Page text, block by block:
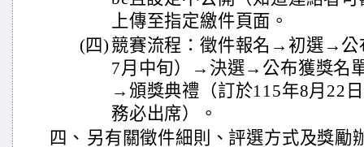
上傳至指定繳件頁面。
(四) 競賽流程：徵件報名→初選→公
7月中旬）→決選→公布獲獎名
→頒獎典禮（訂於115年8月22
務必出席）。
四、 另有關徵件細則、評選方式及獎勵